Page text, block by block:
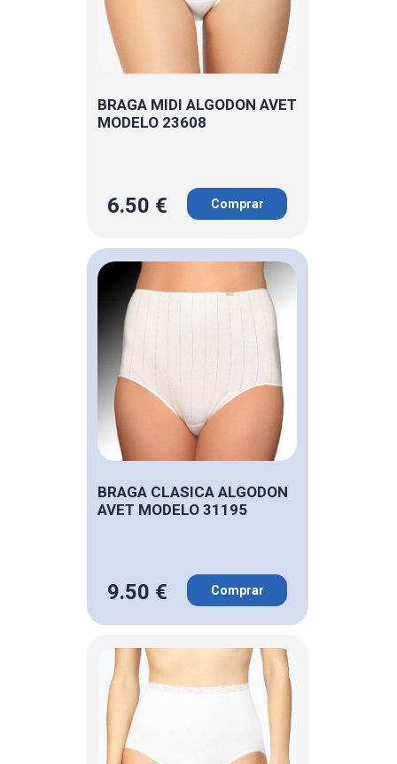
BRAGA MIDI ALGODON AVET
MODELO 23608
6.50 € Comprar
BRAGA CLASICA ALGODON
AVET MODELO 31195
9.50 € Comprar